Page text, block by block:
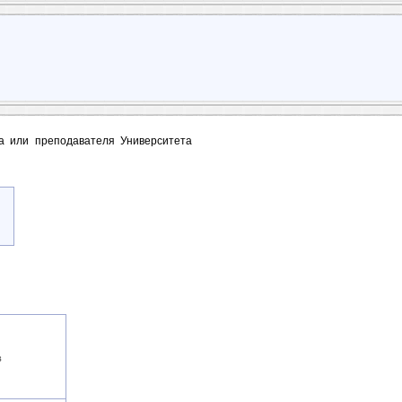
или преподавателя Университета